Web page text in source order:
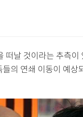
날 것이라는 추측이
의 연쇄 이동이 예상